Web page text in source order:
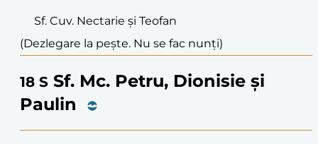
Sf. Cuv. Nectarie și Teofan
(Dezlegare la pește. Nu se fac nunți)
18 S Sf. Mc. Petru, Dionisie și
Paulin